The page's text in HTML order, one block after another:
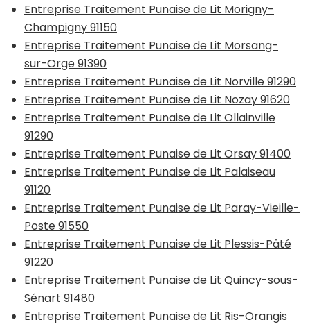
Entreprise Traitement Punaise de Lit Morigny-
Champigny 91150
Entreprise Traitement Punaise de Lit Morsang-
sur-Orge 91390
Entreprise Traitement Punaise de Lit Norville 91290
Entreprise Traitement Punaise de Lit Nozay 91620
Entreprise Traitement Punaise de Lit Ollainville
91290
Entreprise Traitement Punaise de Lit Orsay 91400
Entreprise Traitement Punaise de Lit Palaiseau
91120
Entreprise Traitement Punaise de Lit Paray-Vieille-
Poste 91550
Entreprise Traitement Punaise de Lit Plessis-Pâté
91220
Entreprise Traitement Punaise de Lit Quincy-sous-
Sénart 91480
Entreprise Traitement Punaise de Lit Ris-Orangis